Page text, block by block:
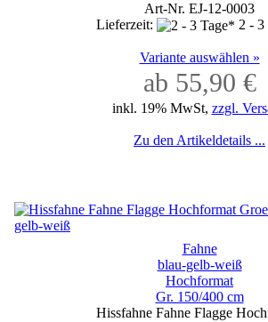
Art-Nr. EJ-12-0003
Lieferzeit:
2 - 3
Variante auswählen »
ab 55,90 €
inkl. 19% MwSt, zzgl.
Zu den Artikeldetails ...
Fahne
blau-gelb-weiß
Hochformat
Gr. 150/400 cm
Hissfahne Fahne Flagge